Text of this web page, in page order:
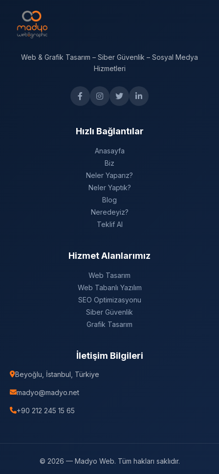
Web & Grafik Tasarım – Siber Güvenlik – Sosyal Medya
Hizmetleri
Hızlı Bağlantılar
Anasayfa
Biz
Neler Yaparız?
Neler Yaptık?
Blog
Neredeyiz?
Teklif Al
Hizmet Alanlarımız
Web Tasarım
Web Tabanlı Yazılım
SEO Optimizasyonu
Siber Güvenlik
Grafik Tasarım
İletişim Bilgileri
Beyoğlu, İstanbul, Türkiye
madyo@madyo.net
+90 212 245 15 65
© 2026 — Madyo Web. Tüm hakları saklıdır.